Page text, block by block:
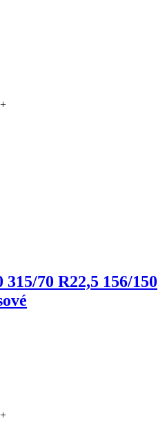
+
315/70 R22,5 156/150
+